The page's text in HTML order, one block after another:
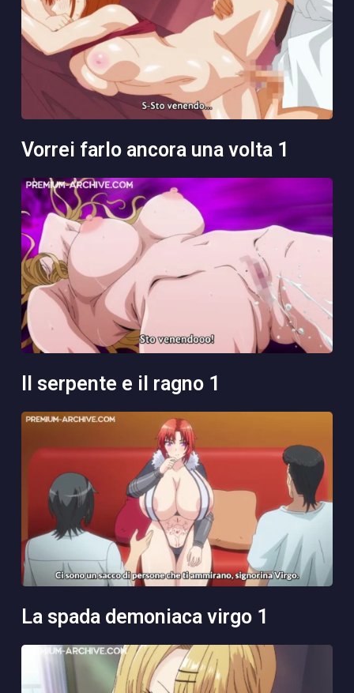
vorrei farlo ancora una volta 1
il serpente e il ragno 1
la spada demoniaca virgo 1